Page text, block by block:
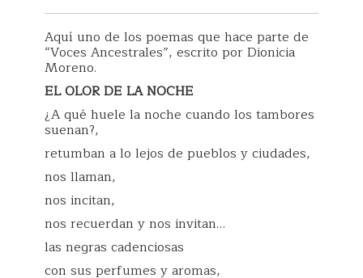
Aquí uno de los poemas que hace parte de
“Voces Ancestrales”, escrito por Dionicia
Moreno.
EL OLOR DE LA NOCHE
¿A qué huele la noche cuando los tambores
suenan?,
retumban a lo lejos de pueblos y ciudades,
nos llaman,
nos incitan,
nos recuerdan y nos invitan…
las negras cadenciosas
con sus perfumes y aromas,